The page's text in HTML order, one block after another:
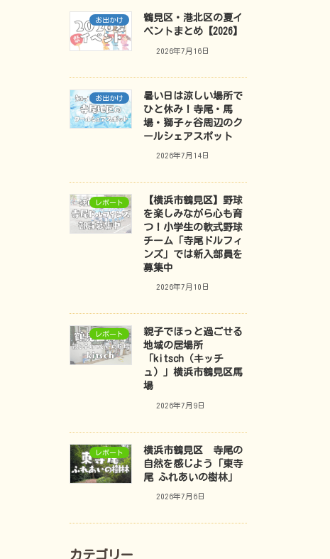
お出かけ
鶴見区・港北区の夏イ
ベントまとめ【2026】
2026年7月16日
お出かけ
暑い日は涼しい場所で
ひと休み！寺尾・馬
場・獅子ヶ谷周辺のク
ールシェアスポット
2026年7月14日
レポート
【横浜市鶴見区】野球
を楽しみながら心も育
つ！小学生の軟式野球
チーム「寺尾ドルフィ
ンズ」では新入部員を
募集中
2026年7月10日
レポート
親子でほっと過ごせる
地域の居場所
「kitsch（キッチ
ュ）」横浜市鶴見区馬
場
2026年7月9日
レポート
横浜市鶴見区 寺尾の
自然を感じよう「東寺
尾 ふれあいの樹林」
2026年7月6日
カテゴリー